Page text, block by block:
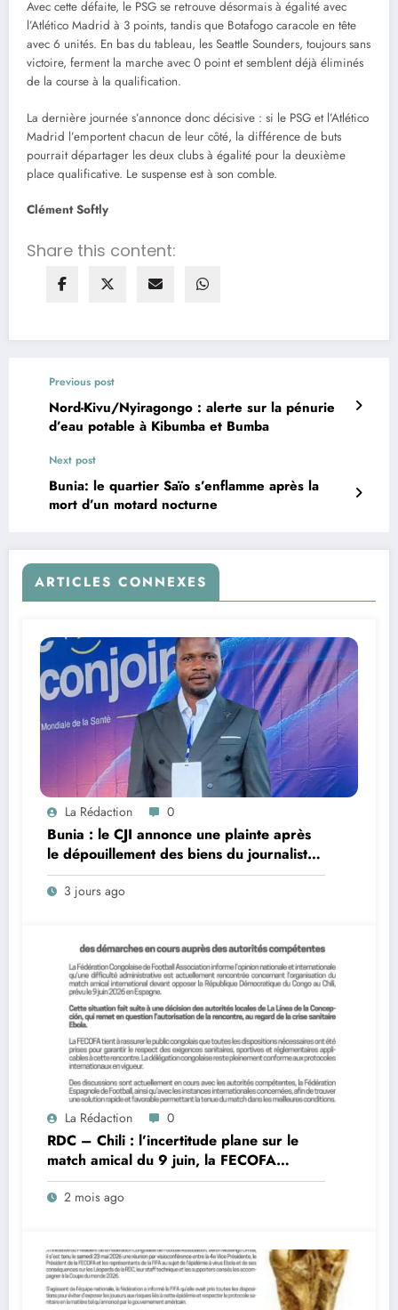
Avec cette défaite, le PSG se retrouve désormais à égalité avec
l’Atlético Madrid à 3 points, tandis que Botafogo caracole en tête
avec 6 unités. En bas du tableau, les Seattle Sounders, toujours sans
victoire, ferment la marche avec 0 point et semblent déjà éliminés
de la course à la qualification.
La dernière journée s’annonce donc décisive : si le PSG et l’Atlético
Madrid l’emportent chacun de leur côté, la différence de buts
pourrait départager les deux clubs à égalité pour la deuxième
place qualificative. Le suspense est à son comble.
Clément Softly
Share this content:
Previous post
Nord-Kivu/Nyiragongo : alerte sur la pénurie
d’eau potable à Kibumba et Bumba
Next post
Bunia: le quartier Saïo s’enflamme après la
mort d’un motard nocturne
ARTICLES CONNEXES
La Rédaction 0
Bunia : le CJI annonce une plainte après
le dépouillement des biens du journaliste
Emma Sage Mukadi par des patrouilleurs
3 jours ago
La Rédaction 0
RDC – Chili : l’incertitude plane sur le
match amical du 9 juin, la FECOFA
engage des démarches urgentes
2 mois ago